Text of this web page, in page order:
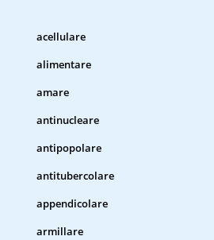
acellulare
alimentare
amare
antinucleare
antipopolare
antitubercolare
appendicolare
armillare